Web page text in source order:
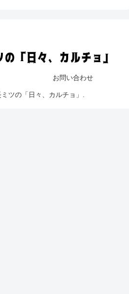
お問い合わせ
ツの「日々、カルチョ」.